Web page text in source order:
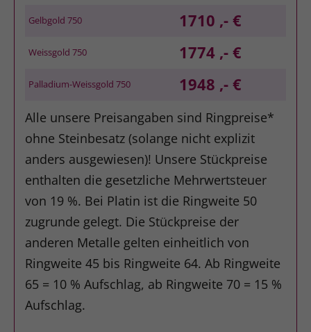
Gelbgold 750 1710 ,- €
Weissgold 750 1774 ,- €
Palladium-Weissgold 750 1948 ,- €
Alle unsere Preisangaben sind Ringpreise*
ohne Steinbesatz (solange nicht explizit
anders ausgewiesen)! Unsere Stückpreise
enthalten die gesetzliche Mehrwertsteuer
von 19 %. Bei Platin ist die Ringweite 50
zugrunde gelegt. Die Stückpreise der
anderen Metalle gelten einheitlich von
Ringweite 45 bis Ringweite 64. Ab Ringweite
65 = 10 % Aufschlag, ab Ringweite 70 = 15 %
Aufschlag.